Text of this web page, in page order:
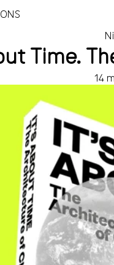
Time.
14